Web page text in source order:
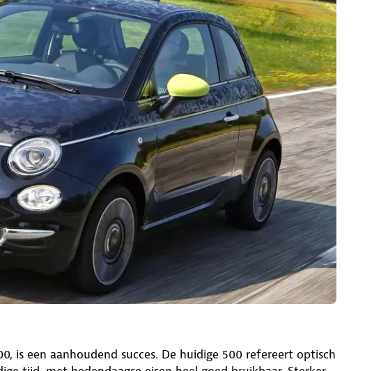
is een aanhoudend succes. De huidige 500 refereert optisch